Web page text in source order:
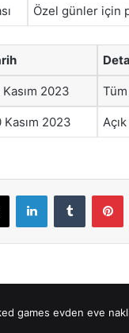
Özel günler için
Kasım 2023
Kasım 2023
X LinkedInTumblr
games evden eve